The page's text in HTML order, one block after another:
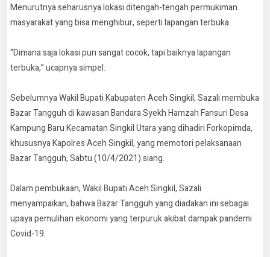
Menurutnya seharusnya lokasi ditengah-tengah permukiman
masyarakat yang bisa menghibur, seperti lapangan terbuka.
“Dimana saja lokasi pun sangat cocok, tapi baiknya lapangan
terbuka,” ucapnya simpel.
Sebelumnya Wakil Bupati Kabupaten Aceh Singkil, Sazali membuka
Bazar Tangguh di kawasan Bandara Syekh Hamzah Fansuri Desa
Kampung Baru Kecamatan Singkil Utara yang dihadiri Forkopimda,
khususnya Kapolres Aceh Singkil, yang memotori pelaksanaan
Bazar Tangguh, Sabtu (10/4/2021) siang.
Dalam pembukaan, Wakil Bupati Aceh Singkil, Sazali
menyampaikan, bahwa Bazar Tangguh yang diadakan ini sebagai
upaya pemulihan ekonomi yang terpuruk akibat dampak pandemi
Covid-19.